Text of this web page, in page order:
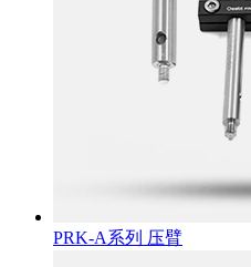
PRK-A系列 压臂